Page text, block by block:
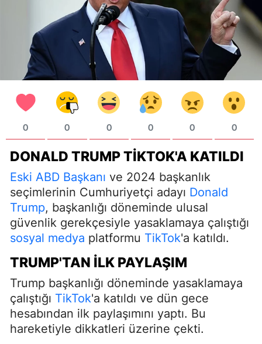
0 0 0 0 0 0
DONALD TRUMP TIKTOK'A KATILDI
Eski ABD Başkanı ve 2024 başkanlık
seçimlerinin Cumhuriyetçi adayı Donald
Trump, başkanlığı döneminde ulusal
güvenlik gerekçesiyle yasaklamaya çalıştığı
sosyal medya platformu TikTok'a katıldı.
TRUMP'TAN İLK PAYLAŞIM
Trump başkanlığı döneminde yasaklamaya
çalıştığı TikTok'a katıldı ve dün gece
hesabından ilk paylaşımını yaptı. Bu
hareketiyle dikkatleri üzerine çekti.